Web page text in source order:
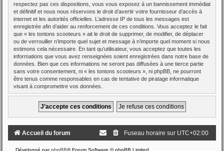
respectez pas ces dispositions, vous vous exposez à un bannissement immédiat
et définitif et nous nous réservons le droit d’avertir votre fournisseur d’accès à
internet et les autorités officielles. L’adresse IP de tous les messages est
enregistrée afin d’aider au renforcement de ces conditions. Vous acceptez le fait
que « les tontons scooteurs » ait le droit de supprimer, de modifier, de déplacer
ou de verrouiller n’importe quel sujet et message à n’importe quel moment si nous
estimons cela nécessaire. En tant qu’utilisateur, vous acceptez que toutes les
informations que vous avez renseignées soient enregistrées dans notre base de
données. Bien que ces informations ne seront pas diffusées à une tierce partie
sans votre consentement, ni « les tontons scooteurs », ni phpBB, ne pourront
être tenus comme responsables en cas de tentative de piratage informatique
visant à compromettre vos données.
Accueil du forum Fuseau horaire sur UTC+02:00
Développé parphpBB® Forum Software © phpBB Limited